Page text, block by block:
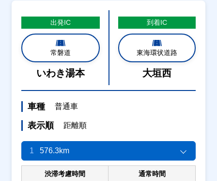
出発IC
常磐道
いわき湯本
到着IC
東海環状道路
大垣西
車種 普通車
表示順 距離順
1 576.3km
渋滞考慮時間 通常時間